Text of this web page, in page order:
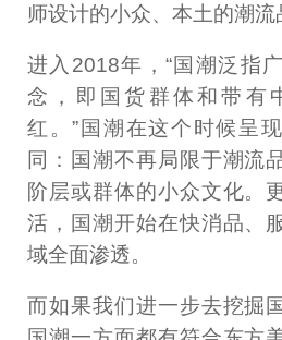
师设计的小众、本土的潮流
进入2018年，“国潮泛指
念，即国货群体和带有
红。”国潮在这个时候呈
同：国潮不再局限于潮流
阶层或群体的小众文化。
活，国潮开始在快消品、
域全面渗透。
而如果我们进一步去挖掘